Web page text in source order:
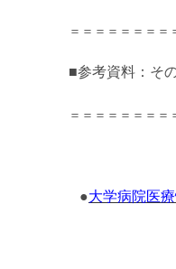
＝＝＝＝＝＝＝
■参考資料：そ
＝＝＝＝＝＝＝
●大学病院医